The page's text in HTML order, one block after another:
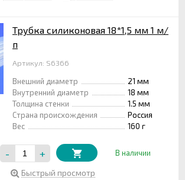
Трубка силиконовая 18*1,5 мм 1 м/
п
Артикул: S6366
Внешний диаметр
21 мм
Внутренний диаметр
18 мм
Толщина стенки
1.5 мм
Страна происхождения
Россия
Вес
160 г
- + В наличии
Быстрый просмотр